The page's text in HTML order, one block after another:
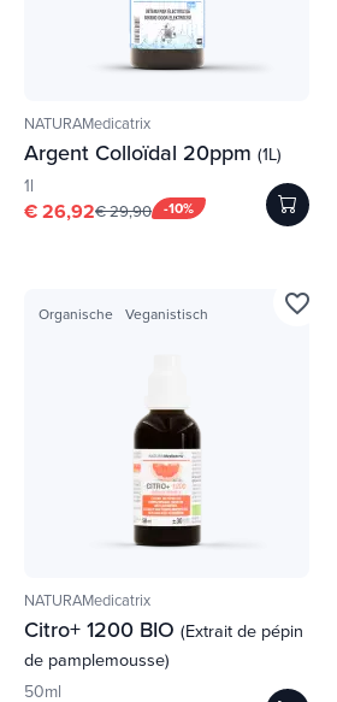
NATURAMedicatrix
Argent Colloïdal 20ppm (1L)
1l
-10%
€ 26,92€ 29,90
Organische Veganistisch
NATURAMedicatrix
Citro+ 1200 BIO (Extrait de pépin
de pamplemousse)
50ml
favorite_border